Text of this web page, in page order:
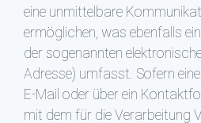
eine unmittelbare
ermöglichen, was ebenfalls
der sogenannten
Adresse) umfasst. Sofern
E-Mail oder über ein
mit dem für die Verarbeitung